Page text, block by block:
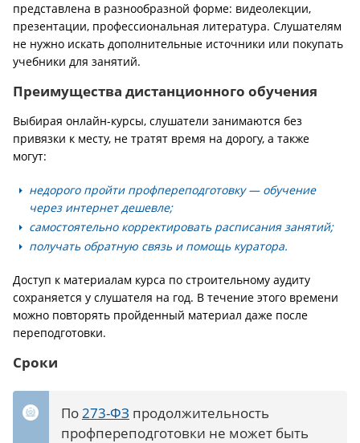
представлена в разнообразной форме: видеолекции,
презентации, профессиональная литература. Слушателям
не нужно искать дополнительные источники или покупать
учебники для занятий.
Преимущества дистанционного обучения
Выбирая онлайн-курсы, слушатели занимаются без
привязки к месту, не тратят время на дорогу, а также
могут:
недорого пройти профпереподготовку — обучение
через интернет дешевле;
самостоятельно корректировать расписания занятий;
получать обратную связь и помощь куратора.
Доступ к материалам курса по строительному аудиту
сохраняется у слушателя на год. В течение этого времени
можно повторять пройденный материал даже после
переподготовки.
Сроки
По273-ФЗ продолжительность
профпереподготовки не может быть